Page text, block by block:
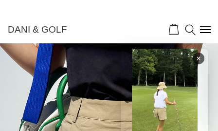
DANI & GOLF